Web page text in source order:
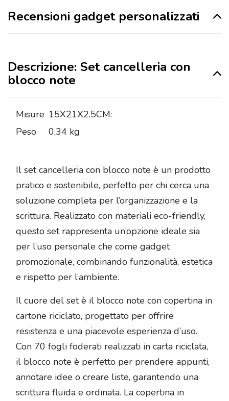
Recensioni gadget personalizzati
Descrizione: Set cancelleria con
blocco note
Misure 15X21X2.5CM:
Peso
0,34 kg
Il set cancelleria con blocco note è un prodotto
pratico e sostenibile, perfetto per chi cerca una
soluzione completa per l’organizzazione e la
scrittura. Realizzato con materiali eco-friendly,
questo set rappresenta un’opzione ideale sia
per l’uso personale che come gadget
promozionale, combinando funzionalità, estetica
e rispetto per l’ambiente.
Il cuore del set è il blocco note con copertina in
cartone riciclato, progettato per offrire
resistenza e una piacevole esperienza d’uso.
Con 70 fogli foderati realizzati in carta riciclata,
il blocco note è perfetto per prendere appunti,
annotare idee o creare liste, garantendo una
scrittura fluida e ordinata. La copertina in